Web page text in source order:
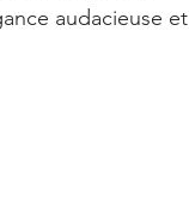
audacieuse et